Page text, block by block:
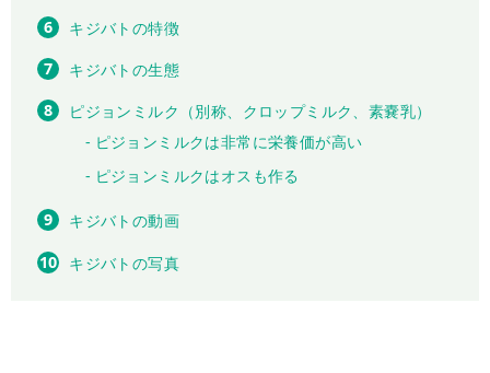
キジバトの特徴
キジバトの生態
ピジョンミルク（別称、クロップミルク、素嚢乳）
ピジョンミルクは非常に栄養価が高い
ピジョンミルクはオスも作る
キジバトの動画
キジバトの写真